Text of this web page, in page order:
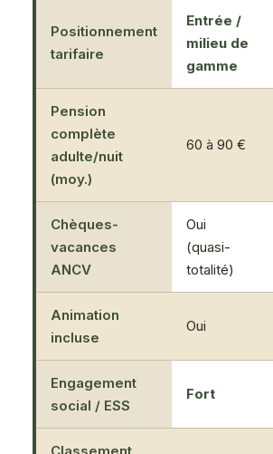
Positionnement
tarifaire
Entrée /
milieu de
gamme
Pension
complète
adulte/nuit
(moy.)
60 à 90 €
Chèques-
vacances
ANCV
Oui
(quasi-
totalité)
Animation
incluse
Oui
Engagement
social / ESS
Fort
Classement